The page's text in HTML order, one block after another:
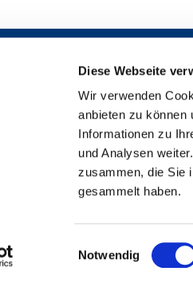
Diese Webseite
Wir verwenden
anbieten zu können
Informationen zu
und Analysen
zusammen, die Sie
gesammelt haben.
i
Notwendig